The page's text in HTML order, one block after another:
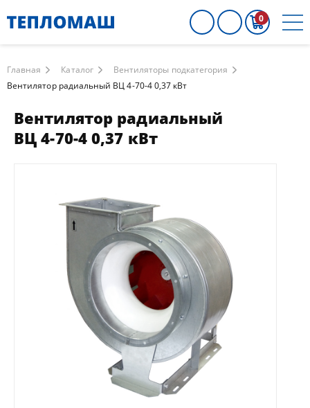
0
Главная Каталог
Вентиляторы подкатегория
Вентилятор радиальный ВЦ 4-70-4 0,37 кВт
Вентилятор радиальный
ВЦ 4-70-4 0,37 кВт